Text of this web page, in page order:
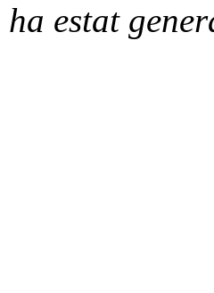
estat